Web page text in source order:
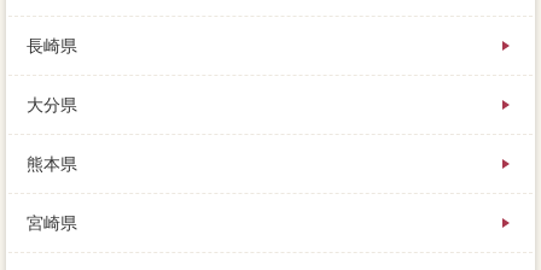
長崎県
大分県
熊本県
宮崎県